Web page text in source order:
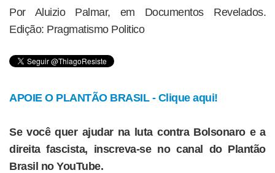
Por Aluizio Palmar, em Documentos Revelados.
Edição: Pragmatismo Politico
APOIE O PLANTÃO BRASIL - Clique aqui!
Se você quer ajudar na luta contra Bolsonaro e a
direita fascista, inscreva-se no canal do Plantão
Brasil no YouTube.